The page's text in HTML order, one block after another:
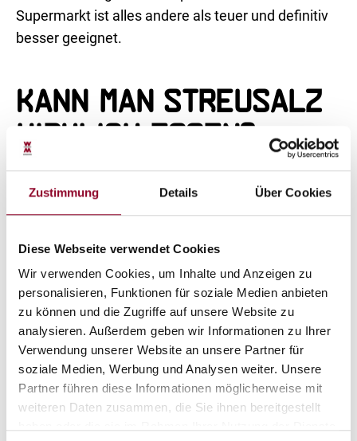
Zustimmung Details Über Cookies
Diese Webseite verwendet Cookies
Wir verwenden Cookies, um Inhalte und Anzeigen zu
personalisieren, Funktionen für soziale Medien anbieten
zu können und die Zugriffe auf unsere Website zu
analysieren. Außerdem geben wir Informationen zu Ihrer
Verwendung unserer Website an unsere Partner für
soziale Medien, Werbung und Analysen weiter. Unsere
Partner führen diese Informationen möglicherweise mit
weiteren Daten zusammen, die Sie ihnen bereitgestellt
Supermarkt ist alles andere als teuer und definitiv
besser geeignet.
Kann man Streusalz
wirklich essen?
Die Thematik, ob Streusalz gefährlich ist, wird seit
Verwendung sollte jedoch ebenso gut dosiert wie
gezielt vorgenommen werden, da das Salz
durchaus einige unangenehme Nebenwirkungen
hat. Das Salz verbindet sich bei Tauwetter mit
Wasser zu einer säuerlichen Lösung, welche die
Wurzeln von Bäumen und anderen Pflanzen
angreift. Streusalz greift die Pfoten von Haustieren
wie Hunden und Katzen an, was zu Entzündungen
an den Fußballen führen kann.